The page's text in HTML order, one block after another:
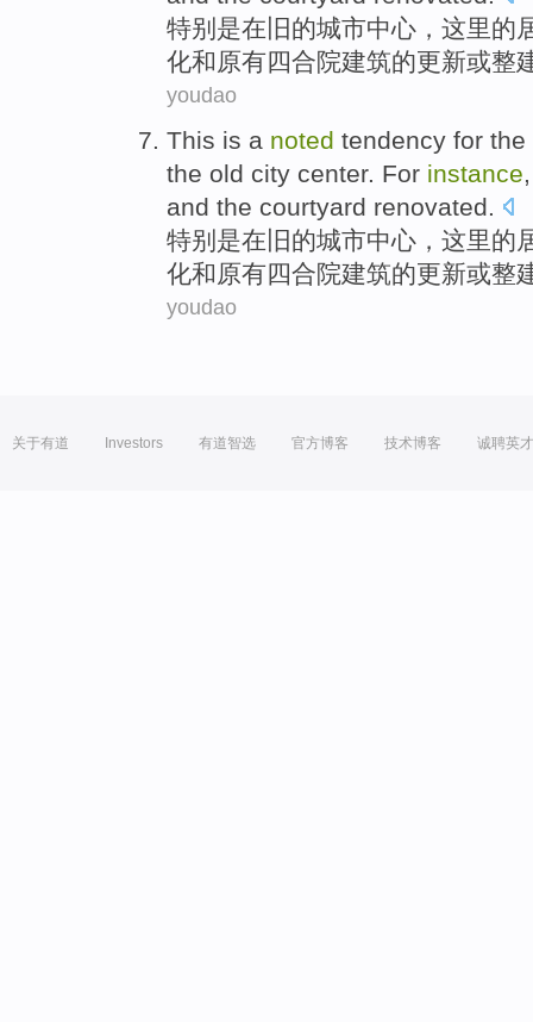
特别是在 旧 的城市中心 ， 这里的
化和 原有四合院建筑的更新或整
youdao
This is a noted tendency for the
the old city center. For instance
and the courtyard renovated.
特别是在 旧 的城市中心 ， 这里的
化和 原有四合院建筑的更新或整
youdao
关于有道 Investors 有道智选 官方博客 技术博客 诚聘英才